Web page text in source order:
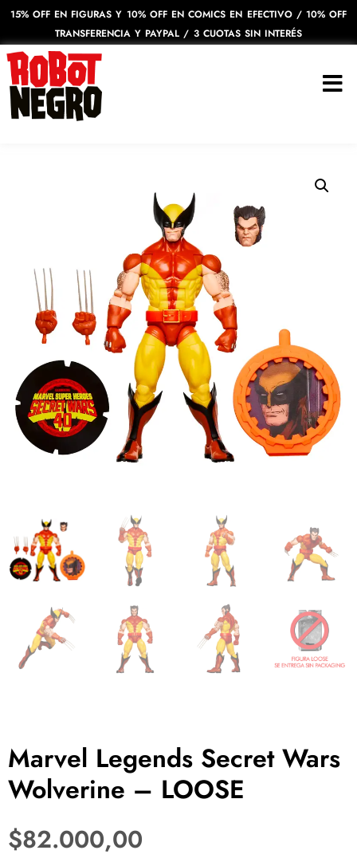
15% OFF EN FIGURAS Y 10% OFF EN COMICS EN EFECTIVO / 10% OFF
TRANSFERENCIA Y PAYPAL / 3 CUOTAS SIN INTERÉS
Marvel Legends Secret Wars
Wolverine – LOOSE
$82.000,00